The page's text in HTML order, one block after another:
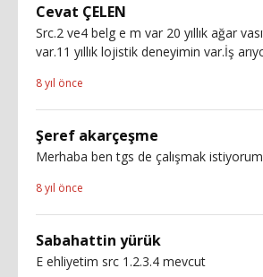
Cevat ÇELEN
Src.2 ve4 belg e m var 20 yıllık ağar
var.11 yıllık lojistik deneyimin var.İş
8 yıl önce
Şeref akarçeşme
Merhaba ben tgs de çalışmak
8 yıl önce
Sabahattin yürük
E ehliyetim src 1.2.3.4 mevcut